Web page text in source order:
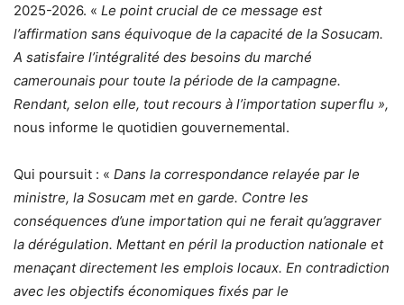
2025-2026. « Le point crucial de ce message est
l’affirmation sans équivoque de la capacité de la Sosucam.
A satisfaire l’intégralité des besoins du marché
camerounais pour toute la période de la campagne.
Rendant, selon elle, tout recours à l’importation superflu »,
nous informe le quotidien gouvernemental.
Qui poursuit : « Dans la correspondance relayée par le
ministre, la Sosucam met en garde. Contre les
conséquences d’une importation qui ne ferait qu’aggraver
la dérégulation. Mettant en péril la production nationale et
menaçant directement les emplois locaux. En contradiction
avec les objectifs économiques fixés par le